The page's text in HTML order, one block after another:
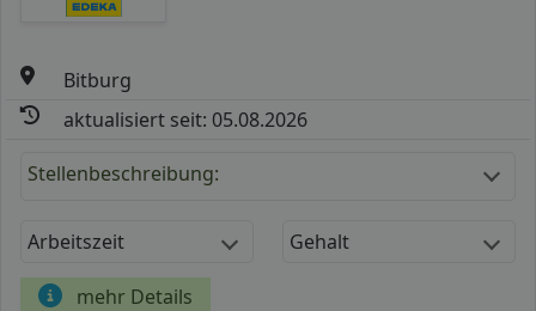
Bitburg
aktualisiert seit: 05.08.2026
Stellenbeschreibung:
Arbeitszeit Gehalt
mehr Details